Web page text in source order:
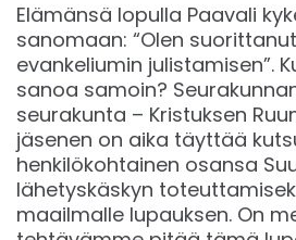
Elämänsä lopulla Paavali
sanomaan: “Olen
evankeliumin julistamisen”.
sanoa samoin?
seurakunta – Kristuksen
jäsenen on aika täyttää
henkilökohtainen osansa
lähetyskäskyn
maailmalle lupauksen. On